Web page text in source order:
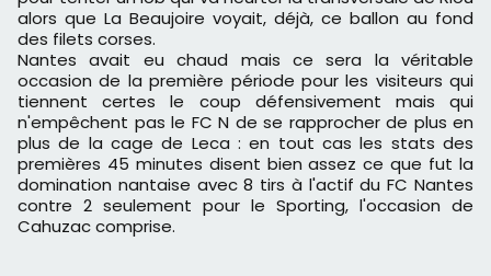
alors que La Beaujoire voyait, déjà, ce ballon au fond
des filets corses.
Nantes avait eu chaud mais ce sera la véritable
occasion de la première période pour les visiteurs qui
tiennent certes le coup défensivement mais qui
n'empêchent pas le FC N de se rapprocher de plus en
plus de la cage de Leca : en tout cas les stats des
premières 45 minutes disent bien assez ce que fut la
domination nantaise avec 8 tirs à l'actif du FC Nantes
contre 2 seulement pour le Sporting, l'occasion de
Cahuzac comprise.